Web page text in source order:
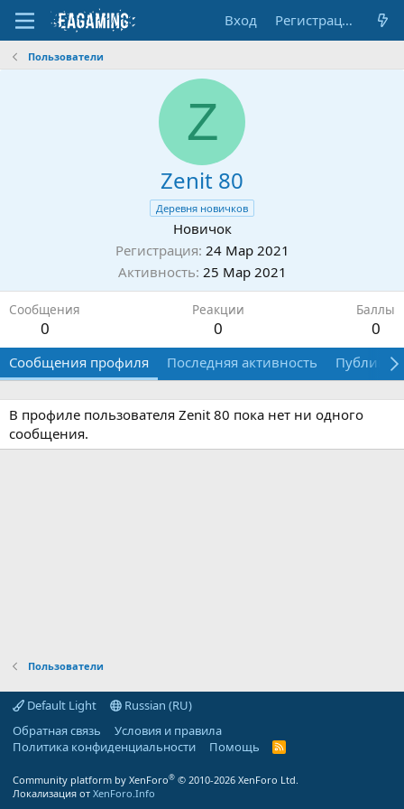
Вход Регистрация
Пользователи
Z
Zenit 80
Деревня новичков
Новичок
Регистрация 24 Мар 2021
Активность 25 Мар 2021
Сообщения
0
Реакции
0
Баллы
0
Сообщения профиля Последняя активность
В профиле пользователя Zenit 80 пока нет ни одного
сообщения.
Пользователи
Default Light
Russian (RU)
Обратная связь
Условия и правила
Политика конфиденциальности
Помощь
R
Community platform by XenForo® © 2010-2026 XenForo Ltd.
Локализация от XenForo.Info